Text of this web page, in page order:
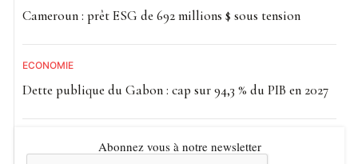
Cameroun : prêt ESG de 692 millions $ sous tension
ECONOMIE
Dette publique du Gabon : cap sur 94,3 % du PIB en 2027
Abonnez vous à notre newsletter